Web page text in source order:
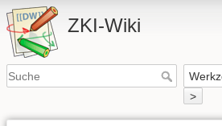
ZKI-Wiki
>